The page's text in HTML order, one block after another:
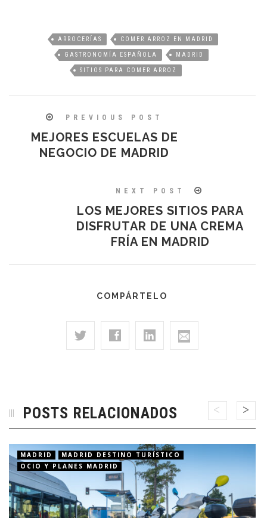
ARROCERÍAS COMER ARROZ EN MADRID
GASTRONOMÍA ESPAÑOLA MADRID
SITIOS PARA COMER ARROZ
PREVIOUS POST
MEJORES ESCUELAS DE
NEGOCIO DE MADRID
NEXT POST
LOS MEJORES SITIOS PARA
DISFRUTAR DE UNA CREMA
FRÍA EN MADRID
COMPÁRTELO
POSTS RELACIONADOS
MADRID
MADRID DESTINO TURÍSTICO
OCIO Y PLANES MADRID